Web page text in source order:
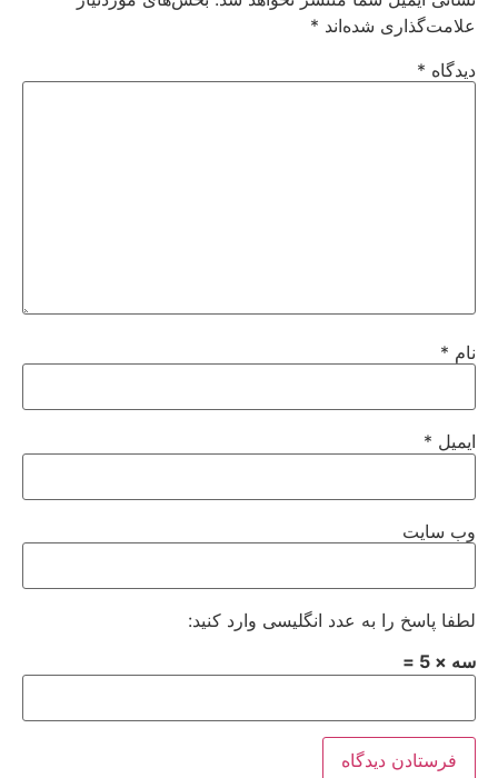
علامت‌گذاری شده‌اند *
دیدگاه *
نام *
ایمیل *
وب‌ سایت
لطفا پاسخ را به عدد انگلیسی وارد کنید:
سه × 5 =